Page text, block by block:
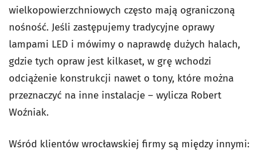
wielkopowierzchniowych często mają ograniczoną
nośność. Jeśli zastępujemy tradycyjne oprawy
lampami LED i mówimy o naprawdę dużych halach,
gdzie tych opraw jest kilkaset, w grę wchodzi
odciążenie konstrukcji nawet o tony, które można
przeznaczyć na inne instalacje – wylicza Robert
Woźniak.
Wśród klientów wrocławskiej firmy są między innymi: